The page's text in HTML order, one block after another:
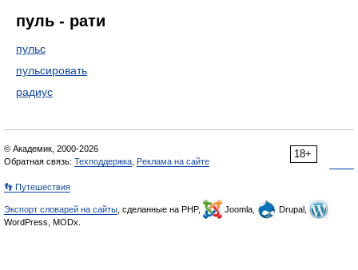
пуль - рати
пульс
пульсировать
радиус
18+
© Академик, 2000-2026
Обратная связь: Техподдержка Реклама на сайте
👣 Путешествия
Экспорт словарей на сайты , сделанные на PHP, Joomla,
Drupal,
WordPress, MODx.